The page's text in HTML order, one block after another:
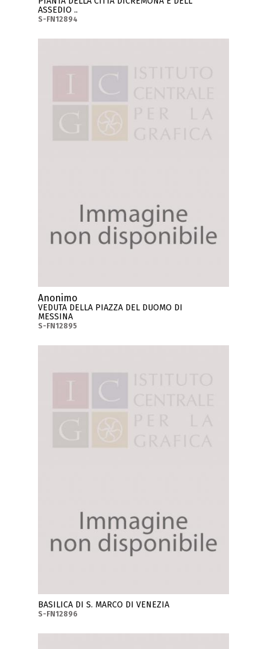
ASSEDIO ..
S-FN12894
Anonimo
VEDUTA DELLA PIAZZA DEL DUOMO DI
MESSINA
S-FN12895
BASILICA DI S. MARCO DI VENEZIA
S-FN12896